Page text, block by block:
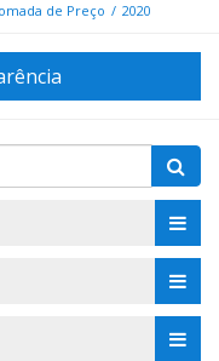
de Preço 2020